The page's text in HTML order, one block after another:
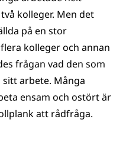
kolleger. Men det
på en stor
kolleger och annan
frågan vad den som
sitt arbete. Många
ensam och ostört är
att rådfråga.